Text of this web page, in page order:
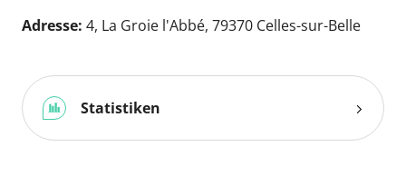
Adresse: 4, La Groie l'Abbé, 79370 Celles-sur-Belle
Statistiken